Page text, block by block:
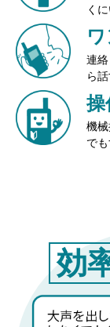
く
連
ら
操
機
で
効